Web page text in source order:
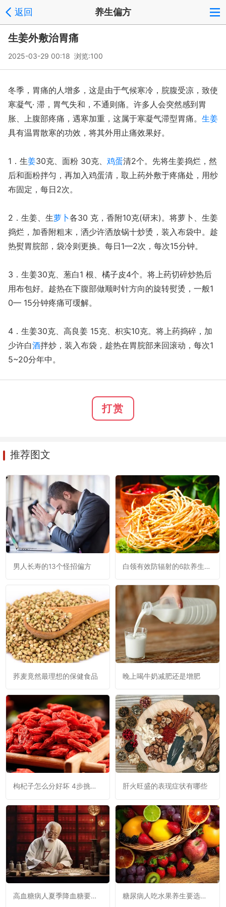
返回 养生偏方
生姜外敷治胃痛
2025-03-29 00:18 浏览:100
冬季，胃痛的人增多，这是由于气候寒冷，脘腹受凉，致使
寒凝气· 滞，胃气失和，不通则痛。许多人会突然感到胃
胀、上腹部疼痛，遇寒加重，这属于寒凝气滞型胃痛。 生姜
具有温胃散寒的功效，将其外用止痛效果好。
1．生姜30克、面粉 30克、 鸡蛋清2个。先将生姜捣烂，然
后和面粉拌匀，再加入鸡蛋清，取上药外敷于疼痛处，用纱
布固定，每日2次。
2．生姜、生萝卜各30 克，香附10克(研末)。将萝卜、生姜
捣烂，加香附粗末，洒少许洒放锅十炒烫，装入布袋中。趁
热熨胃脘部，袋冷则更换。每日1—2次，每次15分钟。
3．生姜30克、葱白1 根、橘子皮4个。将上药切碎炒热后
用布包好。趁热在下腹部做顺时针方向的旋转熨烫，一般1
0— 15分钟疼痛可缓解。
4．生姜30克、高良姜 15克、枳实10克。将上药捣碎，加
少许白酒拌炒，装入布袋，趁热在胃脘部来回滚动，每次1
5~20分年中。
打赏
推荐图文
男人长寿的13个怪招偏方
白领有效防辐射的6款养生花
荞麦竟然最理想的保健食品 晚上喝牛奶减肥还是增肥
枸杞子怎么分好坏 4步挑出
肝火旺盛的表现症状有哪些
高血糖病人夏季降血糖要试
糖尿病人吃水果养生要选对